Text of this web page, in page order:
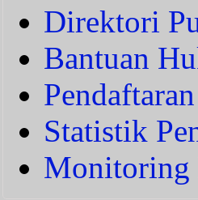
Direktori
Bantuan
Statistik
Monitoring